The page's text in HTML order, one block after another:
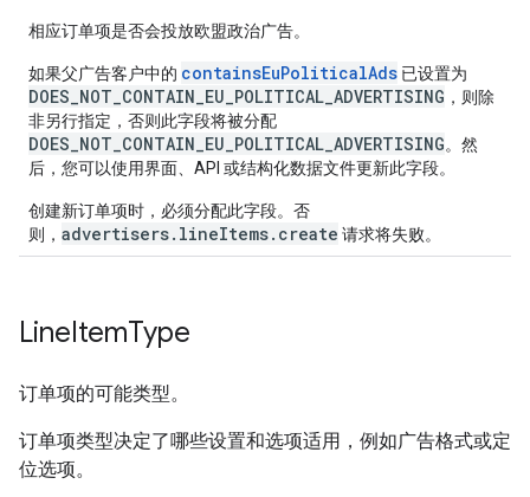
相应订单项是否会投放欧盟政治广告。
如果父广告客户中的 containsEuPoliticalAds 已设置为
DOES_NOT_CONTAIN_EU_POLITICAL_ADVERTISING ，则除
非另行指定，否则此字段将被分配
DOES_NOT_CONTAIN_EU_POLITICAL_ADVERTISING。然
后，您可以使用界面、API 或结构化数据文件更新此字段。
创建新订单项时，必须分配此字段。否
则， advertisers.lineItems.create 请求将失败。
LineItemType
订单项的可能类型。
订单项类型决定了哪些设置和选项适用，例如广告格式或定
位选项。